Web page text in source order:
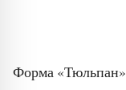
Форма «Тюльпан»